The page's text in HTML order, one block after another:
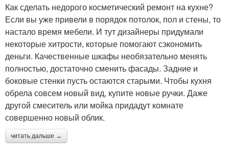
Как сделать недорого косметический ремонт на кухне?
Если вы уже привели в порядок потолок, пол и стены, то
настало время мебели. И тут дизайнеры придумали
некоторые хитрости, которые помогают сэкономить
деньги. Качественные шкафы необязательно менять
полностью, достаточно сменить фасады. Задние и
боковые стенки пусть остаются старыми. Чтобы кухня
обрела совсем новый вид, купите новые ручки. Даже
другой смеситель или мойка придадут комнате
совершенно новый облик.
читать дальше →